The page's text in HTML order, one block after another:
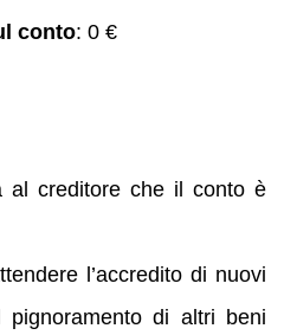
conto: 0 €
al creditore che il conto è
l’accredito di nuovi
di altri beni